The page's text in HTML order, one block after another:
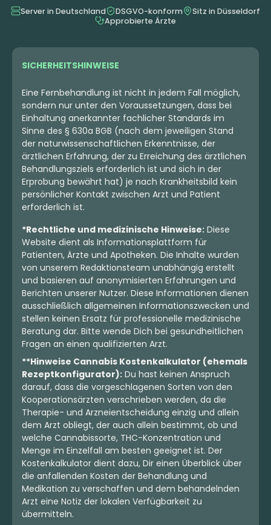
Server in Deutschland DSGVO-konform
Sitz in Düsseldorf
Approbierte Ärzte
SICHERHEITSHINWEISE
Eine Fernbehandlung ist nicht in jedem Fall möglich,
sondern nur unter den Voraussetzungen, dass bei
Einhaltung anerkannter fachlicher Standards im
Sinne des § 630a BGB (nach dem jeweiligen Stand
der naturwissenschaftlichen Erkenntnisse, der
ärztlichen Erfahrung, der zu Erreichung des ärztlichen
Behandlungsziels erforderlich ist und sich in der
Erprobung bewährt hat) je nach Krankheitsbild kein
persönlicher Kontakt zwischen Arzt und Patient
erforderlich ist.
*Rechtliche und medizinische Hinweise: Diese
Website dient als Informationsplattform für
Patienten, Ärzte und Apotheken. Die Inhalte wurden
von unserem Redaktionsteam unabhängig erstellt
und basieren auf anonymisierten Erfahrungen und
Berichten unserer Nutzer. Diese Informationen dienen
ausschließlich allgemeinen Informationszwecken und
stellen keinen Ersatz für professionelle medizinische
Beratung dar. Bitte wende Dich bei gesundheitlichen
Fragen an einen qualifizierten Arzt.
**Hinweise Cannabis Kostenkalkulator (ehemals
Rezeptkonfigurator): Du hast keinen Anspruch
darauf, dass die vorgeschlagenen Sorten von den
Kooperationsärzten verschrieben werden, da die
Therapie- und Arzneientscheidung einzig und allein
dem Arzt obliegt, der auch allein bestimmt, ob und
welche Cannabissorte, THC-Konzentration und
Menge im Einzelfall am besten geeignet ist. Der
Kostenkalkulator dient dazu, Dir einen Überblick über
die anfallenden Kosten der Behandlung und
Medikation zu verschaffen und dem behandelnden
Arzt eine Notiz der lokalen Verfügbarkeit zu
übermitteln.